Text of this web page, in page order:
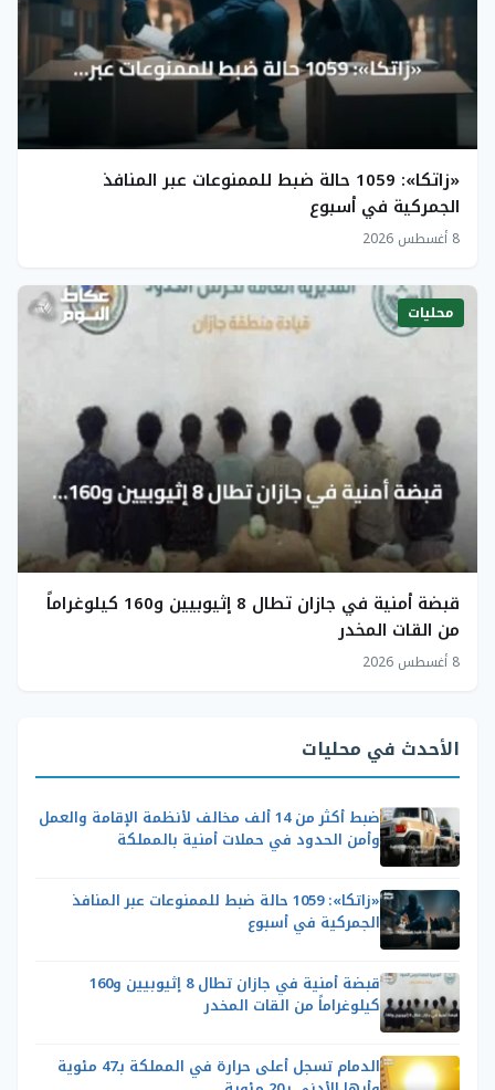
«زاتكا»: 1059 حالة ضبط للممنوعات عبر المنافذ
الجمركية في أسبوع
8 أغسطس 2026
محليات
قبضة أمنية في جازان تطال 8 إثيوبيين و160 كيلوغراماً
من القات المخدر
8 أغسطس 2026
الأحدث في محليات
ضبط أكثر من 14 ألف مخالف لأنظمة الإقامة والعمل
وأمن الحدود في حملات أمنية بالمملكة
«زاتكا»: 1059 حالة ضبط للممنوعات عبر المنافذ
الجمركية في أسبوع
قبضة أمنية في جازان تطال 8 إثيوبيين و160
كيلوغراماً من القات المخدر
الدمام تسجل أعلى حرارة في المملكة بـ47 مئوية